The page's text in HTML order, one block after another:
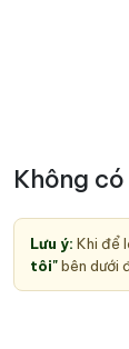
Không
Lưu ý: Khi để
tôi"bên dưới